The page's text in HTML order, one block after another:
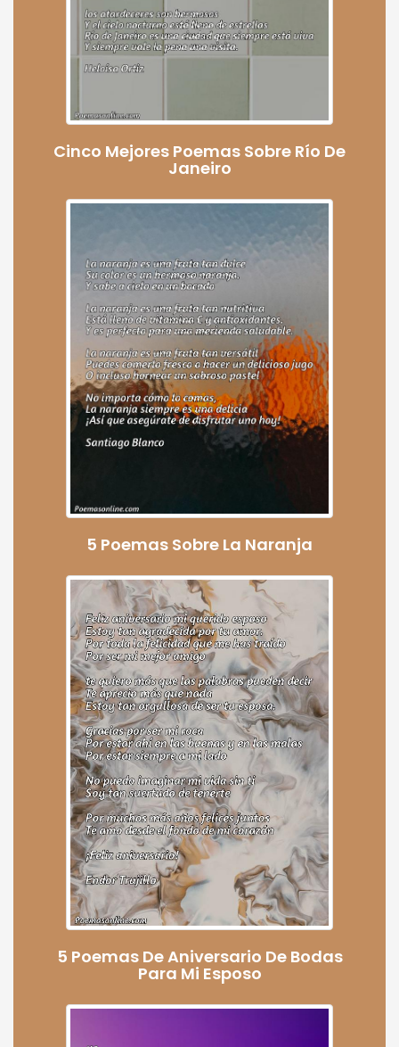
Cinco Mejores Poemas Sobre Río De
Janeiro
5 Poemas Sobre La Naranja
5 Poemas De Aniversario De Bodas
Para Mi Esposo